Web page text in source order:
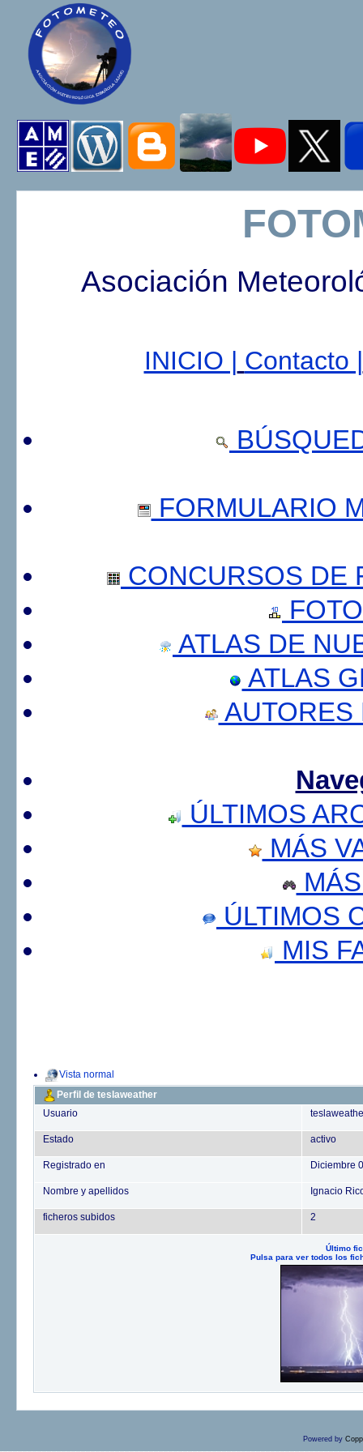
Asociación
INICIO | Contacto |
FORMULARIO
CONCURSOS DE
ATLAS DE
ATLAS
AUTORES
ÚLTIMOS
MÁS
ÚLTIMOS
MIS
Vista normal
Perfil de teslaweather
Usuario
Estado activo
Registrado en Diciembre
Nombre y apellidos Ignacio
ficheros subidos 2
Último
Pulsa para ver todos los
Powered by